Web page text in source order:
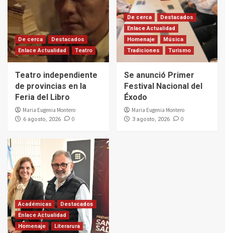
De cerca
Destacados
Enlace Actualidad
Teatro
Teatro independiente
de provincias en la
Feria del Libro
Maria Eugenia Montero
6 agosto, 2026 0
De cerca
Destacados
Enlace Actualidad
Homenaje
Música
Tradiciones
Turismo
Se anunció Primer
Festival Nacional del
Éxodo
Maria Eugenia Montero
3 agosto, 2026 0
Académicas
Destacados
Enlace Actualidad
Homenaje
Literarura